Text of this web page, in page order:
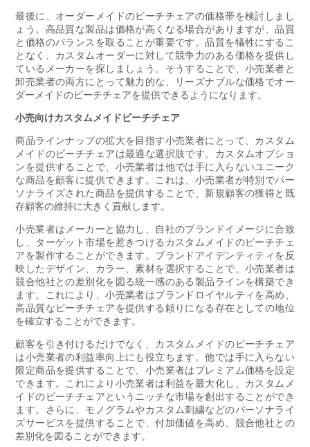
最後に、オーダーメイドのビーチチェアの価格帯を検討しまし
ょう。高品質な製品は価格が高くなる場合がありますが、品質
と価格のバランスを取ることが重要です。品質を犠牲にするこ
となく、カスタムオーダーに対して競争力のある価格を提供し
ているメーカーを探しましょう。そうすることで、小売業者と
卸売業者の両方にとって魅力的な、リーズナブルな価格でオー
ダーメイドのビーチチェアを提供できるようになります。
小売向けカスタムメイドビーチチェア
商品ラインナップの拡大を目指す小売業者にとって、カスタム
メイドのビーチチェアは最適な選択肢です。カスタムオプショ
ンを提供することで、小売業者は他では手に入らないユニーク
な商品を顧客に提供できます。これは、小売業者が特別でパー
ソナライズされた商品を提供することで、新規顧客の獲得と既
存顧客の維持に大きく貢献します。
小売業者はメーカーと協力し、自社のブランドイメージに合致
し、ターゲット市場を惹きつけるカスタムメイドのビーチチェ
アを製作することができます。ブランドアイデンティティを反
映したデザイン、カラー、素材を選択することで、小売業者は
競合他社との差別化を図る統一感のある製品ラインを構築でき
ます。これにより、小売業者はブランドロイヤルティを高め、
高品質なビーチチェアを提供する頼りになる存在としての地位
を確立することができます。
顧客を引き付けるだけでなく、カスタムメイドのビーチチェア
は小売業者の利益率向上にも役立ちます。他では手に入らない
限定商品を提供することで、小売業者はプレミアム価格を設定
できます。これにより小売業者は利益を最大化し、カスタムメ
イドのビーチチェアというニッチな市場を創出することができ
ます。さらに、モノグラムやカスタム刺繍などのパーソナライ
ズサービスを提供することで、付加価値を高め、競合他社との
差別化を図ることができます。